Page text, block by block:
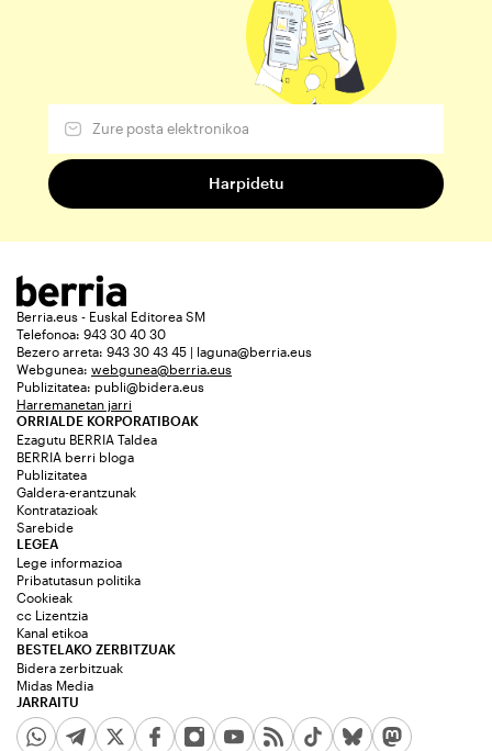
Berria.eus - Euskal Editorea SM
Telefonoa: 943 30 40 30
Bezero arreta: 943 30 43 45 | laguna@berria.eus
Webgunea: webgunea@berria.eus
Publizitatea: publi@bidera.eus
Harremanetan jarri
ORRIALDE KORPORATIBOAK
Ezagutu BERRIA Taldea
BERRIA berri bloga
Publizitatea
Galdera-erantzunak
Kontratazioak
Sarebide
JARRAITU
LEGEA
Lege informazioa
Pribatutasun politika
Cookieak
cc Lizentzia
Kanal etikoa
BESTELAKO ZERBITZUAK
Bidera zerbitzuak
Midas Media